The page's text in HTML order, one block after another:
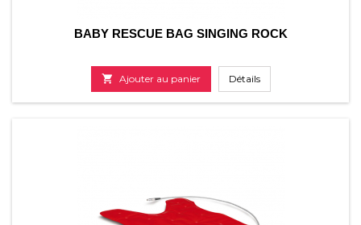
BABY RESCUE BAG SINGING ROCK
 Ajouter au panier Détails